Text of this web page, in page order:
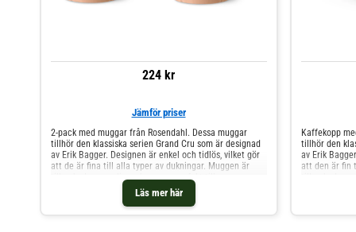
224 kr
Läs mer här
Jämför priser
2-pack med muggar från Rosendahl. Dessa muggar
tillhör den klassiska serien Grand Cru som är designad
av Erik Bagger. Designen är enkel och tidlös, vilket gör
att de är fina till alla typer av dukningar. Muggen är
drycker såsom kaffe och te. Shoppa Kaffekoppar och
mer Muggar & Koppar hos Royal Design.
Kaffekopp
tillhör den
av Erik
att den är fin
drycker
mer Muggar